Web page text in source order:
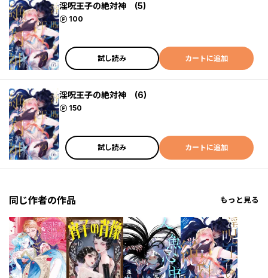
淫呪王子の絶対神 (5)
100
ポイント
試し読み カートに追加
淫呪王子の絶対神 (6)
150
ポイント
試し読み カートに追加
同じ作者の作品 もっと見る